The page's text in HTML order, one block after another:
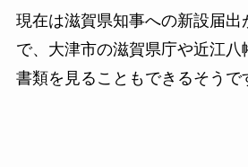
現在は滋賀県知事への新設届出
で、大津市の滋賀県庁や近江八
書類を見ることもできるそうで